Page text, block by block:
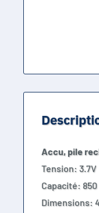
Accu, pile
Tension: 3.7V
Capacité:
Dimensions: